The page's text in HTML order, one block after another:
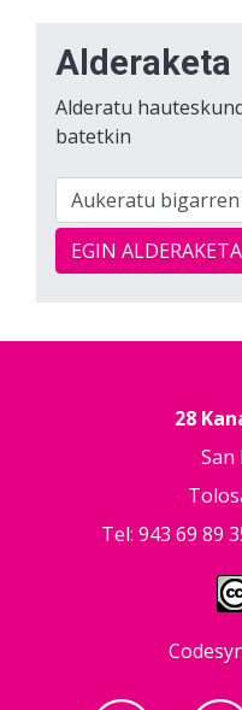
Alderaketa
Alderatu
batetkin
EGIN ALDERAKETA
28
San
Tel: 943 69 89